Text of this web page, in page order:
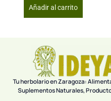
Añadir al carrito
Tu herbolario en Zaragoza:
Suplementos Naturales,